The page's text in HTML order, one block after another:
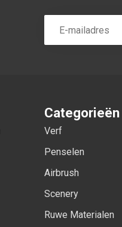
Categorieën
Verf
Penselen
Airbrush
Scenery
Ruwe Materialen